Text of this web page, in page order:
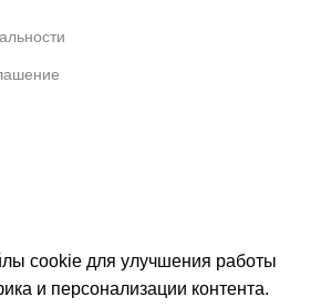
cookie для улучшения работы
и персонализации контента.